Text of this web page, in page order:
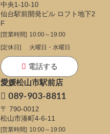
中央1-10-10
仙台駅前開発ビル ロフト地下2
F
[営業時間] 10:00～19:00
[定休日]
火曜日・水曜日
電話する
愛媛松山市駅前店
089-903-8811
〒 790-0012
松山市湊町4-6-11
[営業時間] 10:00～19:00